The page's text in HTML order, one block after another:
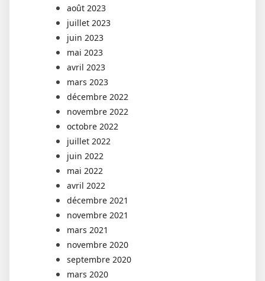
août 2023
juillet 2023
juin 2023
mai 2023
avril 2023
mars 2023
décembre 2022
novembre 2022
octobre 2022
juillet 2022
juin 2022
mai 2022
avril 2022
décembre 2021
novembre 2021
mars 2021
novembre 2020
septembre 2020
mars 2020